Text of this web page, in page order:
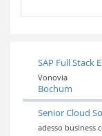
SAP Full Stack
Vonovia
Bochum
Senior Cloud
adesso business